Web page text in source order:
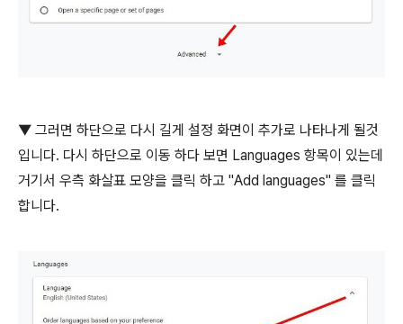
▼ 그러면 하단으로 다시 길게 설정 화면이 추가로 나타나게 될것
입니다. 다시 하단으로 이동 하다 보면 Languages 항목이 있는데
거기서 우측 화살표 모양을 클릭 하고 "Add languages" 를 클릭
합니다.